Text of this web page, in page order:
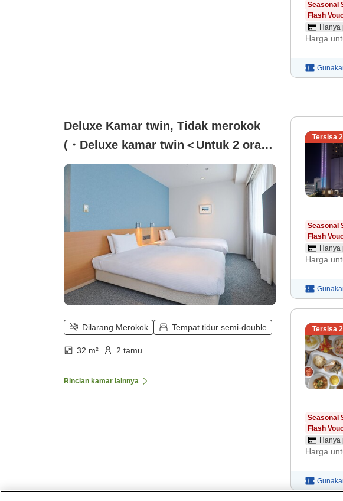
Seasonal
Flash
Hanya
Harga
Deluxe Kamar twin, Tidak merokok
(・Deluxe kamar twin＜Untuk 2 orang
／Tipe dengan kamar mandi dan
toilet terpisah＞【Bebas asap
rokok】)
Dilarang Merokok Tempat tidur semi-double
32 m² 2 tamu
Rincian kamar lainnya
Tersisa 2
Seasonal
Flash
Hanya
Harga
Tersisa 2
Seasonal
Flash
Hanya
Harga